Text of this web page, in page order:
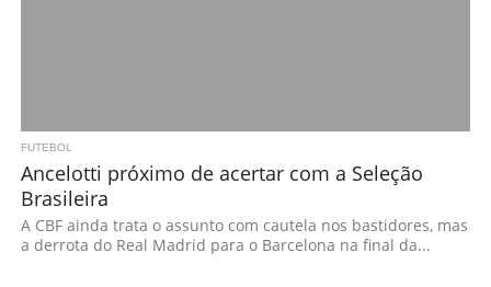
FUTEBOL
Ancelotti próximo de acertar com a Seleção
Brasileira
A CBF ainda trata o assunto com cautela nos bastidores, mas
a derrota do Real Madrid para o Barcelona na final da...